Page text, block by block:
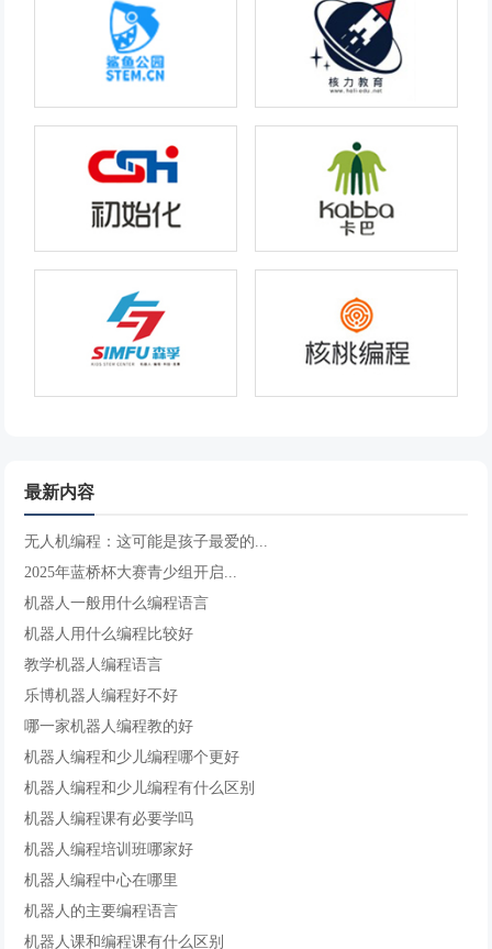
最新内容
无人机编程：这可能是孩子最爱的...
2025年蓝桥杯大赛青少组开启...
机器人一般用什么编程语言
机器人用什么编程比较好
教学机器人编程语言
乐博机器人编程好不好
哪一家机器人编程教的好
机器人编程和少儿编程哪个更好
机器人编程和少儿编程有什么区别
机器人编程课有必要学吗
机器人编程培训班哪家好
机器人编程中心在哪里
机器人的主要编程语言
机器人课和编程课有什么区别